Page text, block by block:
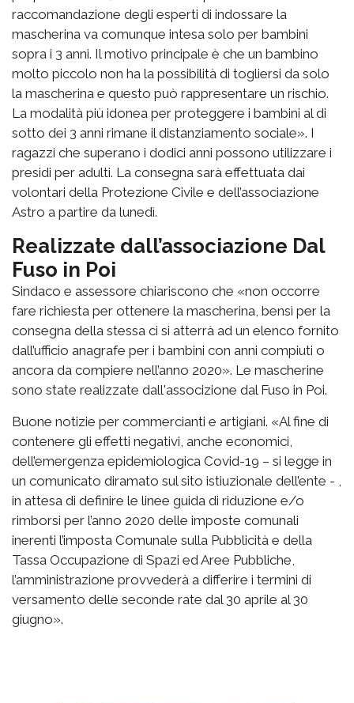
raccomandazione degli esperti di indossare la
mascherina va comunque intesa solo per bambini
sopra i 3 anni. Il motivo principale è che un bambino
molto piccolo non ha la possibilità di togliersi da solo
la mascherina e questo può rappresentare un rischio.
La modalità più idonea per proteggere i bambini al di
sotto dei 3 anni rimane il distanziamento sociale». I
ragazzi che superano i dodici anni possono utilizzare i
presidi per adulti. La consegna sarà effettuata dai
volontari della Protezione Civile e dell’associazione
Astro a partire da lunedì.
Realizzate dall’associazione Dal
Fuso in Poi
Sindaco e assessore chiariscono che «non occorre
fare richiesta per ottenere la mascherina, bensì per la
consegna della stessa ci si atterrà ad un elenco fornito
dall’ufficio anagrafe per i bambini con anni compiuti o
ancora da compiere nell’anno 2020». Le mascherine
sono state realizzate dall'associzione dal Fuso in Poi.
Buone notizie per commercianti e artigiani. «Al fine di
contenere gli effetti negativi, anche economici,
dell’emergenza epidemiologica Covid-19 – si legge in
un comunicato diramato sul sito istiuzionale dell’ente - ,
in attesa di definire le linee guida di riduzione e/o
rimborsi per l’anno 2020 delle imposte comunali
inerenti l’imposta Comunale sulla Pubblicità e della
Tassa Occupazione di Spazi ed Aree Pubbliche,
l’amministrazione provvederà a differire i termini di
versamento delle seconde rate dal 30 aprile al 30
giugno».